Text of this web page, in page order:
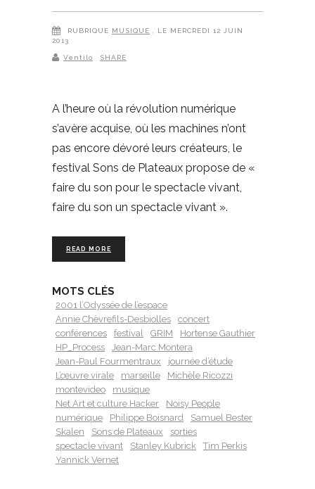
RUBRIQUE MUSIQUE
, LE MERCREDI 12 JUIN
2013
Ventilo SHARE
A l’heure où la révolution numérique
s’avère acquise, où les machines n’ont
pas encore dévoré leurs créateurs, le
festival Sons de Plateaux propose de «
faire du son pour le spectacle vivant,
faire du son un spectacle vivant ».
READ MORE
MOTS CLÉS
2001 l’Odyssée de l’espace
Annie Chèvrefils-Desbiolles
concert
conférences
festival GRIM
Hortense Gauthier
HP_Process
Jean-Marc Montera
Jean-Paul Fourmentraux
journée d’étude
L’œuvre virale
marseille
Michèle Ricozzi
montevideo
musique
Net Art et culture Hacker
Noisy People
numérique
Philippe Boisnard
Samuel Bester
Skalen
Sons de Plateaux
sorties
spectacle vivant
Stanley Kubrick
Tim Perkis
Yannick Vernet